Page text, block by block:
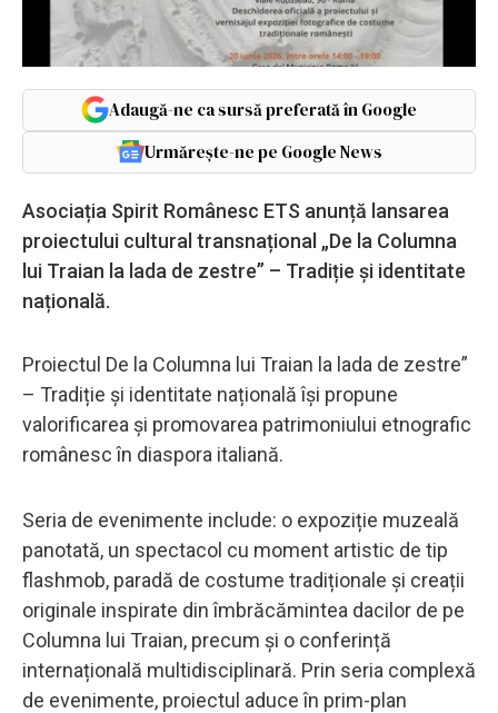
Adaugă-ne ca sursă preferată în Google
Urmărește-ne pe Google News
Asociația Spirit Românesc ETS anunță lansarea
proiectului cultural transnațional „De la Columna
lui Traian la lada de zestre” – Tradiție și identitate
națională.
Proiectul De la Columna lui Traian la lada de zestre”
– Tradiție și identitate națională își propune
valorificarea și promovarea patrimoniului etnografic
românesc în diaspora italiană.
Seria de evenimente include: o expoziție muzeală
panotată, un spectacol cu moment artistic de tip
flashmob, paradă de costume tradiționale și creații
originale inspirate din îmbrăcămintea dacilor de pe
Columna lui Traian, precum și o conferință
internațională multidisciplinară. Prin seria complexă
de evenimente, proiectul aduce în prim-plan